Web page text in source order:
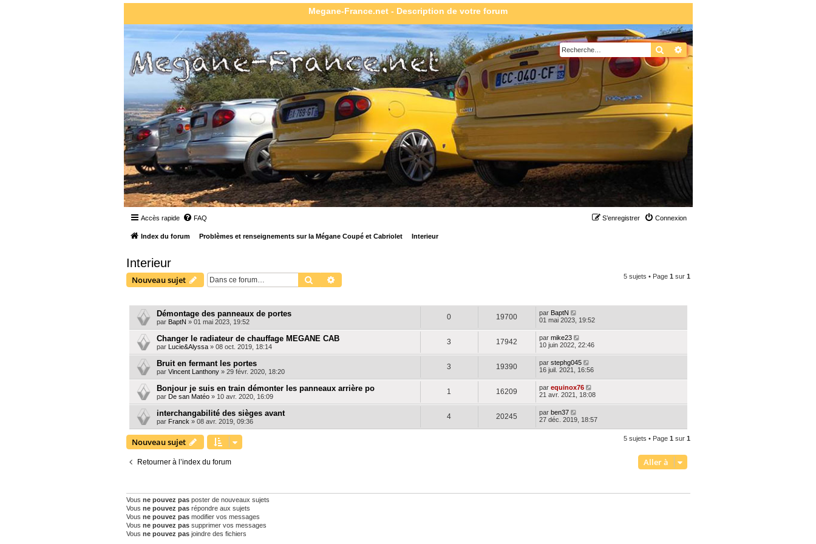
Megane-France.net - Description de votre forum
RechercherRecherche avancée
Accès rapide FAQ Connexion
S’enregistrer
Index du forum Problèmes et renseignements sur la Mégane Coupé et Cabriolet Interieur
Interieur
Nouveau sujet Rechercher 5 sujets • Page 1 sur 1
Démontage des panneaux de portes
par BaptN » 01 mai 2023, 19:52
0 19700 par BaptN
01 mai 2023, 19:52
Changer le radiateur de chauffage MEGANE CAB
par Lucie&Alyssa» 08 oct. 2019, 18:14
3 17942 par mike23
10 juin 2022, 22:46
Bruit en fermant les portes
par Vincent Lanthony» 29 févr. 2020, 18:20
3 19390 par stephg045
16 juil. 2021, 16:56
Bonjour je suis en train démonter les panneaux arrière po
par De san Matéo» 10 avr. 2020, 16:09
1 16209 par equinox76
21 avr. 2021, 18:08
interchangabilité des sièges avant
par Franck » 08 avr. 2019, 09:36
4 20245 par ben37
27 déc. 2019, 18:57
Nouveau sujet 5 sujets • Page 1 sur 1
Retourner à l’index du forum Aller à
Vous ne pouvez pasposter de nouveaux sujets
Vous ne pouvez pasrépondre aux sujets
Vous ne pouvez pasmodifier vos messages
Vous ne pouvez passupprimer vos messages
Vous ne pouvez pasjoindre des fichiers